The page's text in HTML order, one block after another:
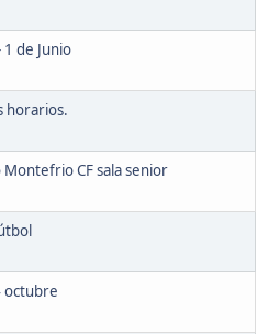
de Junio
horarios.
CF sala senior
octubre